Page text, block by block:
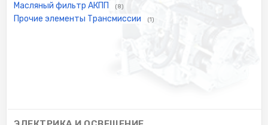
Масляный фильтр АКПП (8)
Прочие элементы Трансмиссии (1)